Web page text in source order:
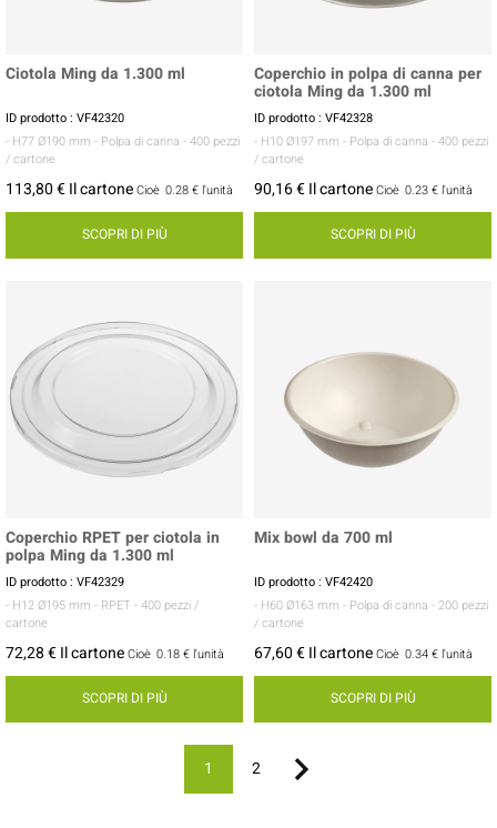
Ciotola Ming da 1.300 ml
ID prodotto : VF42320
- H77 Ø190 mm - Polpa di canna - 400 pezzi
/ cartone
113,80 € Il cartoneCioè 0.28 € l'unità
SCOPRI DI PIÙ
Coperchio in polpa di canna per
ciotola Ming da 1.300 ml
ID prodotto : VF42328
- H10 Ø197 mm - Polpa di canna - 400 pezzi
/ cartone
90,16 € Il cartoneCioè 0.23 € l'unità
SCOPRI DI PIÙ
Coperchio RPET per ciotola in
polpa Ming da 1.300 ml
ID prodotto : VF42329
- H12 Ø195 mm - RPET - 400 pezzi /
cartone
72,28 € Il cartoneCioè 0.18 € l'unità
SCOPRI DI PIÙ
Mix bowl da 700 ml
ID prodotto : VF42420
- H60 Ø163 mm - Polpa di canna - 200 pezzi
/ cartone
67,60 € Il cartoneCioè 0.34 € l'unità
SCOPRI DI PIÙ
1 2